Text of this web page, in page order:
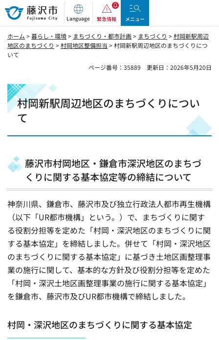
藤沢市
Language 緊急情報 メニュー
ホーム >暮らし・環境> まちづくり・都市計画> まちづくり >村岡新駅周辺
地区のまちづくり >村岡地区整備担当 > 村岡新駅周辺地区のまちづくりにつ
いて
ページ番号：35889
更新日：2026年5月20日
村岡新駅周辺地区のまちづくりについ
て
藤沢市村岡地区・鎌倉市深沢地区のまちづ
くりに関する基本協定等の締結について
神奈川県、鎌倉市、藤沢市及び独立行政法人都市再生機構
（以下「UR都市機構」という。）で、まちづくりに関す
る役割分担等を定めた「村岡・深沢地区のまちづくりに関
する基本協定」を締結しました。併せて「村岡・深沢地区
のまちづくりに関する基本協定」に基づき土地区画整理事
業の施行に関して、基本的な方針及び役割分担等を定めた
「村岡・深沢土地区画整理事業の施行に関する基本協定」
を鎌倉市、藤沢市及びUR都市機構で締結しました。
村岡・深沢地区のまちづくりに関する基本協定